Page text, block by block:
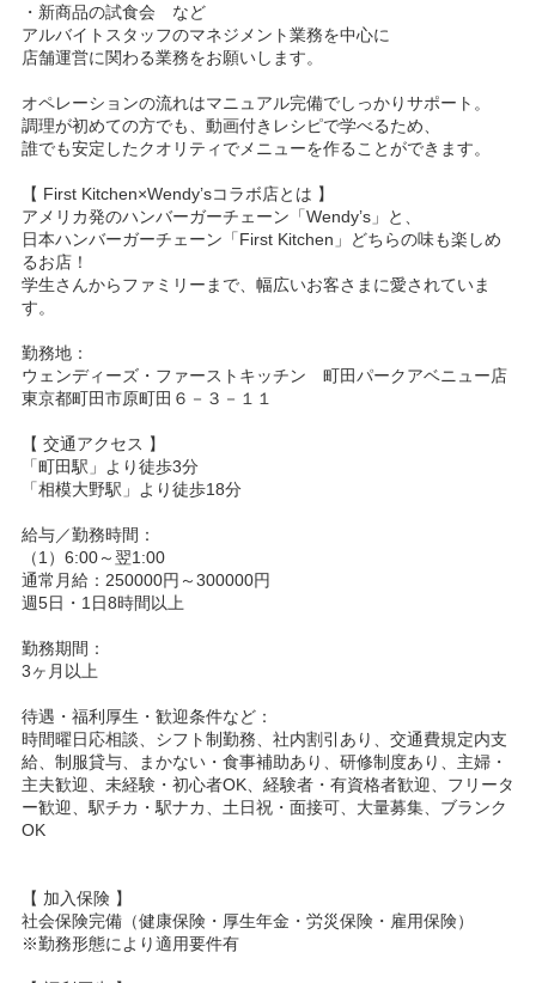
・新商品の試食会 など
アルバイトスタッフのマネジメント業務を中心に
店舗運営に関わる業務をお願いします。
オペレーションの流れはマニュアル完備でしっかりサポート。
調理が初めての方でも、動画付きレシピで学べるため、
誰でも安定したクオリティでメニューを作ることができます。
【 First Kitchen×Wendy’sコラボ店とは 】
アメリカ発のハンバーガーチェーン「Wendy’s」と、
日本ハンバーガーチェーン「First Kitchen」どちらの味も楽しめ
るお店！
学生さんからファミリーまで、幅広いお客さまに愛されていま
す。
勤務地：
ウェンディーズ・ファーストキッチン 町田パークアベニュー店
東京都町田市原町田６－３－１１
【 交通アクセス 】
「町田駅」より徒歩3分
「相模大野駅」より徒歩18分
給与／勤務時間：
（1）6:00～翌1:00
通常月給：250000円～300000円
週5日・1日8時間以上
勤務期間：
3ヶ月以上
待遇・福利厚生・歓迎条件など：
時間曜日応相談、シフト制勤務、社内割引あり、交通費規定内支
給、制服貸与、まかない・食事補助あり、研修制度あり、主婦・
主夫歓迎、未経験・初心者OK、経験者・有資格者歓迎、フリータ
ー歓迎、駅チカ・駅ナカ、土日祝・面接可、大量募集、ブランク
OK
【 加入保険 】
社会保険完備（健康保険・厚生年金・労災保険・雇用保険）
※勤務形態により適用要件有